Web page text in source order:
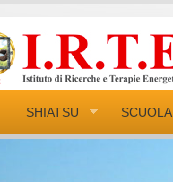
SHIATSU SCUOLA